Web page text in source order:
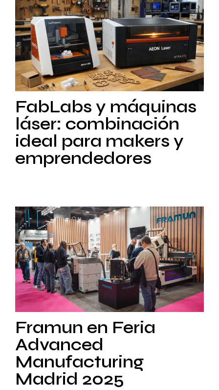
FabLabs y máquinas
láser: combinación
ideal para makers y
emprendedores
Framun en Feria
Advanced
Manufacturing
Madrid 2025